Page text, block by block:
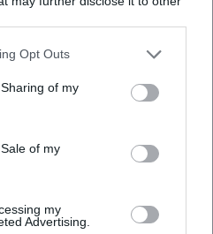
Opt Outs
of my
of my
my
Advertising.